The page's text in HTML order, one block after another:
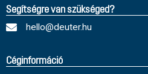
Segítségre van szükséged?
hello@deuter.hu
Céginformáció